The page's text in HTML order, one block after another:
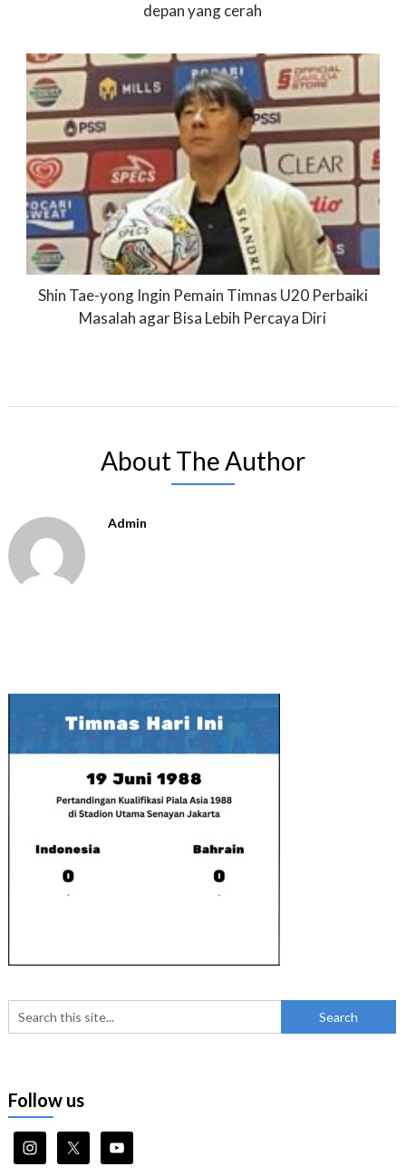
depan yang cerah
Shin Tae-yong Ingin Pemain Timnas U20 Perbaiki
Masalah agar Bisa Lebih Percaya Diri
About The Author
Admin
Follow us